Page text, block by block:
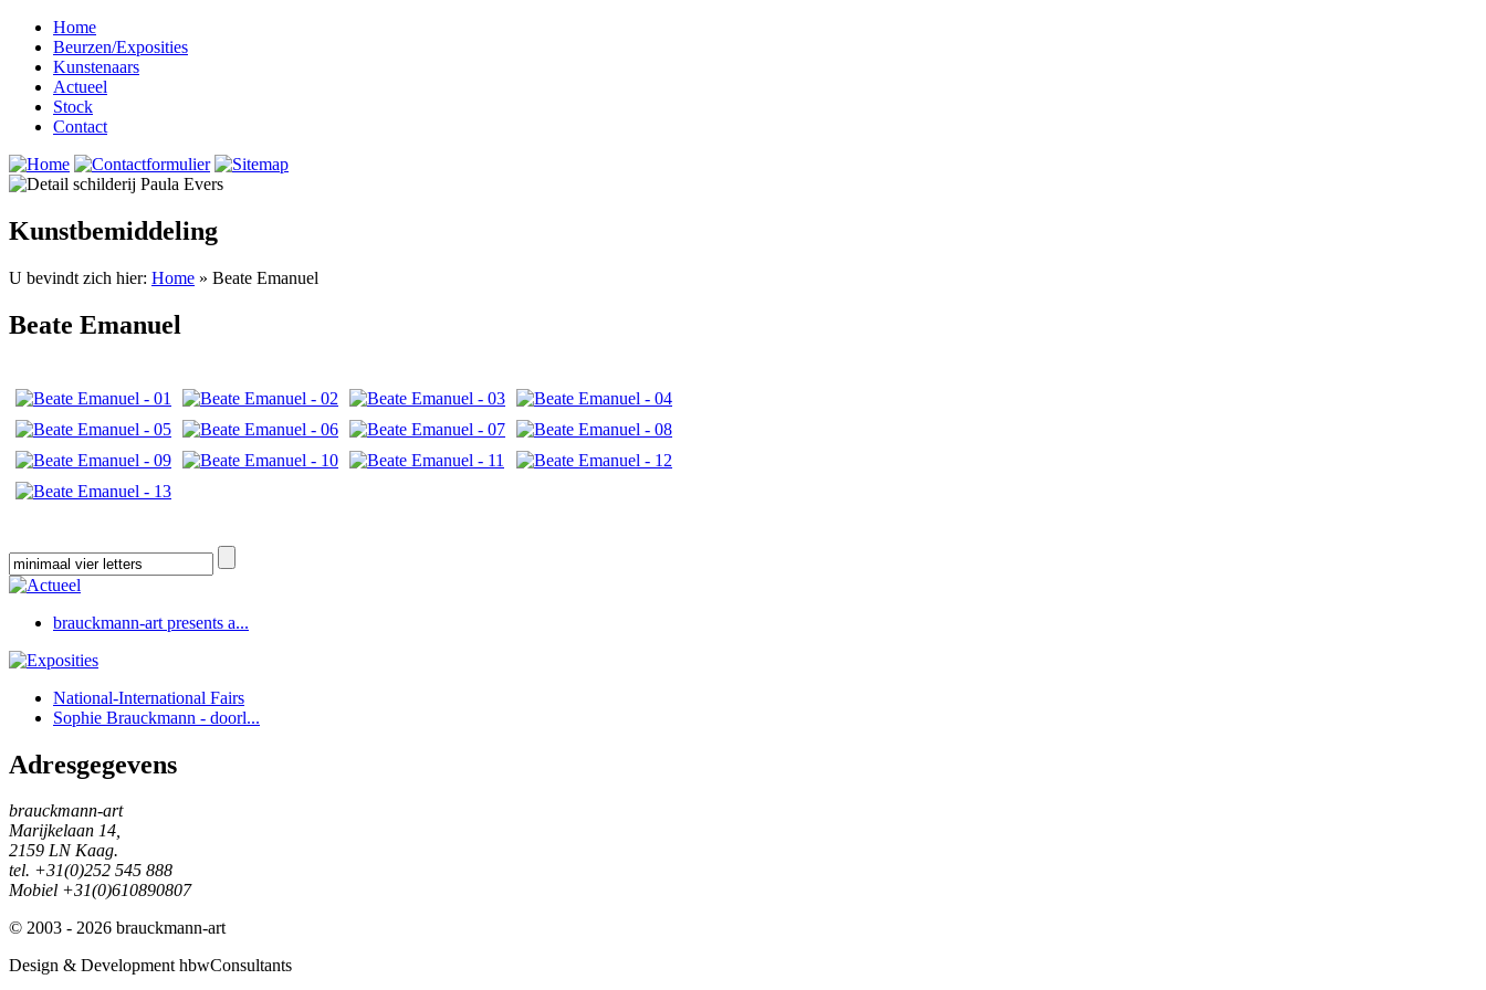
Home
Beurzen/Exposities
Kunstenaars
Actueel
Stock
Contact
Kunstbemiddeling
U bevindt zich hier: Home » Beate Emanuel
Beate Emanuel
brauckmann-art presents a...
National-International Fairs
Sophie Brauckmann - doorl...
Adresgegevens
brauckmann-art
Marijkelaan 14,
2159 LN Kaag.
tel. +31(0)252 545 888
Mobiel +31(0)610890807
© 2003 - 2026 brauckmann-art
Design & Development hbwConsultants